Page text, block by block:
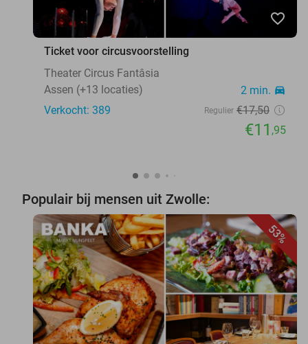
favorite_border
Ticket voor circusvoorstelling
Theater Circus Fantâsia
Assen (+13 locaties)
2 min. directions_car
Verkocht: 389 Regulier €17,50
€11 ,95
Populair bij mensen uit Zwolle:
53%